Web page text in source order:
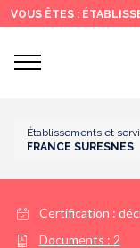
Recherche
Menu
principal
Contenu
principal
VOUS ÊTES :
Ouvrir
Établissements et
FRANCE SURESNES
Certification :
Documents : 2